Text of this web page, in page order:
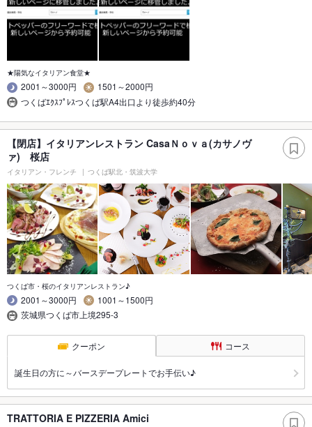
★陽気なイタリアン食堂★
2001～3000円
1501～2000円
つくばｴｸｽﾌﾟﾚｽつくば駅A4出口より徒歩約40分
【閉店】イタリアンレストラン CasaＮｏｖａ(カサノヴ
ァ) 桜店
イタリアン・フレンチ つくば駅北・筑波大学
つくば市・桜のイタリアンレストラン♪
2001～3000円
1001～1500円
茨城県つくば市上境295-3
クーポン コース
誕生日の方に～バースデープレートでお手伝い♪
TRATTORIA E PIZZERIA Amici